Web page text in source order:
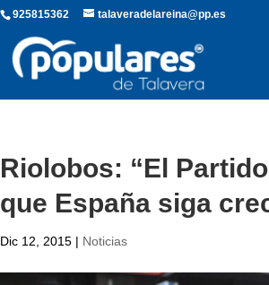
925815362 talaveradelareina@pp.es
Riolobos: “El
que España siga
Dic 12, 2015 | Noticias